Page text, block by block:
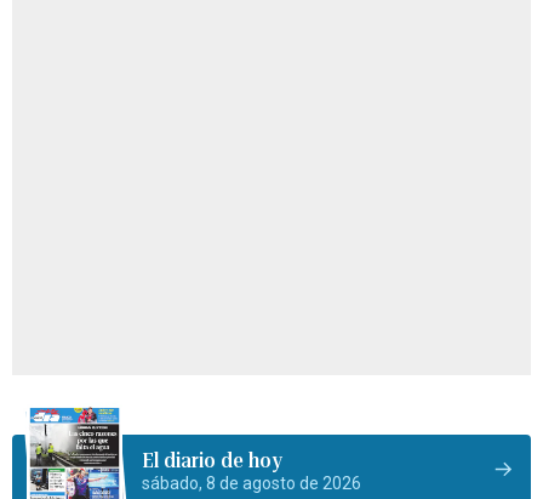
El diario de hoy
sábado, 8 de agosto de 2026